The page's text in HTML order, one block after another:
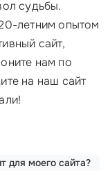
судьбы.
летним опытом
сайт,
нам по
на наш сайт
для моего сайта?